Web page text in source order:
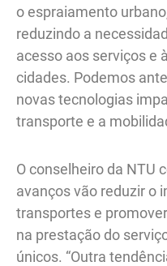
o espraiamento
reduzindo a
acesso aos serviços e
cidades. Podemos
novas tecnologias
transporte e a
O conselheiro da NTU
avanços vão reduzir o
transportes e
na prestação do
únicos. “Outra